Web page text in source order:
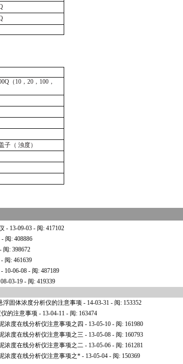
（ 10 ，20 ， 100 ，
子（ 浊度）
- 13-09-03 - 阅: 417102
阅: 408886
阅: 398672
阅: 461639
- 10-06-08 - 阅: 487189
03-19 - 阅: 419339
浮固体浓度分析仪的注意事项 - 14-03-31 - 阅: 153352
的注意事项 - 13-04-11 - 阅: 163474
浓度在线分析仪注意事项之四 - 13-05-10 - 阅: 161980
浓度在线分析仪注意事项之三 - 13-05-08 - 阅: 160793
浓度在线分析仪注意事项之二 - 13-05-06 - 阅: 161281
浓度在线分析仪注意事项之* - 13-05-04 - 阅: 150369